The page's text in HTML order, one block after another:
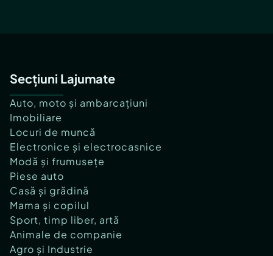
Secțiuni Lajumate
Auto, moto și ambarcațiuni
Imobiliare
Locuri de muncă
Electronice și electrocasnice
Modă și frumusețe
Piese auto
Casă și grădină
Mama și copilul
Sport, timp liber, artă
Animale de companie
Agro și Industrie